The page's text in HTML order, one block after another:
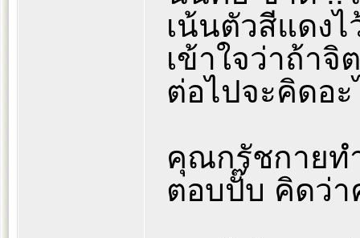
เน้นตัวสีแดง
เข้าใจว่าถ้า
ต่อไปจะคิดอ
คุณกรัชกายท
ตอบปั๊บ คิดว่า